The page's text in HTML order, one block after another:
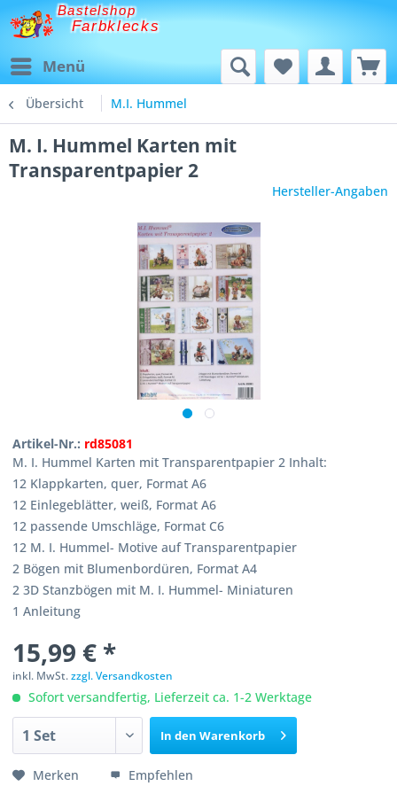
Bastelshop
Farbklecks
Menü
Übersicht M.I. Hummel
M. I. Hummel Karten mit
Transparentpapier 2
Hersteller-Angaben
Artikel-Nr.: rd85081
M. I. Hummel Karten mit Transparentpapier 2 Inhalt:
12 Klappkarten, quer, Format A6
12 Einlegeblätter, weiß, Format A6
12 passende Umschläge, Format C6
12 M. I. Hummel- Motive auf Transparentpapier
2 Bögen mit Blumenbordüren, Format A4
2 3D Stanzbögen mit M. I. Hummel- Miniaturen
1 Anleitung
15,99 € *
inkl. MwSt.zzgl. Versandkosten
Sofort versandfertig, Lieferzeit ca. 1-2 Werktage
In den Warenkorb
Merken Empfehlen